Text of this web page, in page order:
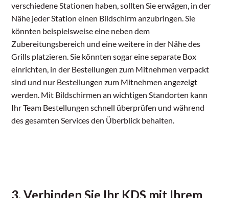
verschiedene Stationen haben, sollten Sie erwägen, in der
Nähe jeder Station einen Bildschirm anzubringen. Sie
könnten beispielsweise eine neben dem
Zubereitungsbereich und eine weitere in der Nähe des
Grills platzieren. Sie könnten sogar eine separate Box
einrichten, in der Bestellungen zum Mitnehmen verpackt
sind und nur Bestellungen zum Mitnehmen angezeigt
werden. Mit Bildschirmen an wichtigen Standorten kann
Ihr Team Bestellungen schnell überprüfen und während
des gesamten Services den Überblick behalten.
3. Verbinden Sie Ihr KDS mit Ihrem